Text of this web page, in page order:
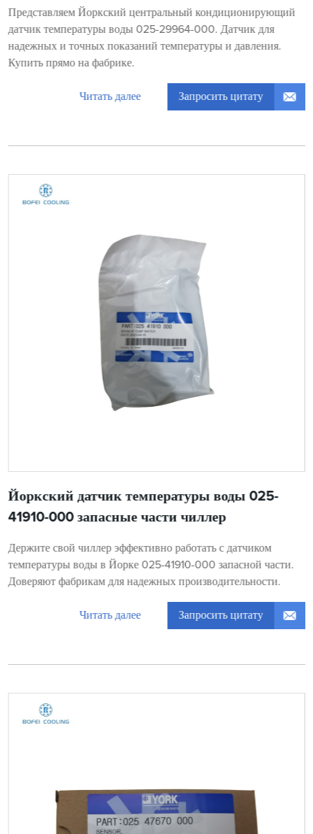
Представляем Йоркский центральный кондиционирующий
датчик температуры воды 025-29964-000. Датчик для
надежных и точных показаний температуры и давления.
Купить прямо на фабрике.
Читать далее Запросить цитату
Йоркский датчик температуры воды 025-
41910-000 запасные части чиллер
Держите свой чиллер эффективно работать с датчиком
температуры воды в Йорке 025-41910-000 запасной части.
Доверяют фабрикам для надежных производительности.
Читать далее Запросить цитату